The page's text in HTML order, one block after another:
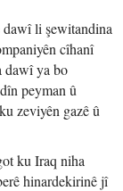
li şewitandina
cîhanî
dawî ya bo
peyman û
zeviyên gazê û
ku Iraq niha
hinardekirinê jî